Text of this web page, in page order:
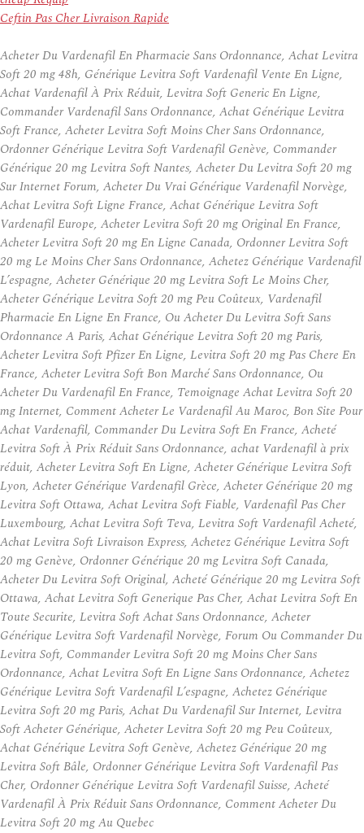
Ceftin Pas Cher Livraison Rapide
Acheter Du Vardenafil En Pharmacie Sans Ordonnance, Achat Levitra
Soft 20 mg 48h, Générique Levitra Soft Vardenafil Vente En Ligne,
Achat Vardenafil À Prix Réduit, Levitra Soft Generic En Ligne,
Commander Vardenafil Sans Ordonnance, Achat Générique Levitra
Soft France, Acheter Levitra Soft Moins Cher Sans Ordonnance,
Ordonner Générique Levitra Soft Vardenafil Genève, Commander
Générique 20 mg Levitra Soft Nantes, Acheter Du Levitra Soft 20 mg
Sur Internet Forum, Acheter Du Vrai Générique Vardenafil Norvège,
Achat Levitra Soft Ligne France, Achat Générique Levitra Soft
Vardenafil Europe, Acheter Levitra Soft 20 mg Original En France,
Acheter Levitra Soft 20 mg En Ligne Canada, Ordonner Levitra Soft
20 mg Le Moins Cher Sans Ordonnance, Achetez Générique Vardenafil
L’espagne, Acheter Générique 20 mg Levitra Soft Le Moins Cher,
Acheter Générique Levitra Soft 20 mg Peu Coûteux, Vardenafil
Pharmacie En Ligne En France, Ou Acheter Du Levitra Soft Sans
Ordonnance A Paris, Achat Générique Levitra Soft 20 mg Paris,
Acheter Levitra Soft Pfizer En Ligne, Levitra Soft 20 mg Pas Chere En
France, Acheter Levitra Soft Bon Marché Sans Ordonnance, Ou
Acheter Du Vardenafil En France, Temoignage Achat Levitra Soft 20
mg Internet, Comment Acheter Le Vardenafil Au Maroc, Bon Site Pour
Achat Vardenafil, Commander Du Levitra Soft En France, Acheté
Levitra Soft À Prix Réduit Sans Ordonnance, achat Vardenafil à prix
réduit, Acheter Levitra Soft En Ligne, Acheter Générique Levitra Soft
Lyon, Acheter Générique Vardenafil Grèce, Acheter Générique 20 mg
Levitra Soft Ottawa, Achat Levitra Soft Fiable, Vardenafil Pas Cher
Luxembourg, Achat Levitra Soft Teva, Levitra Soft Vardenafil Acheté,
Achat Levitra Soft Livraison Express, Achetez Générique Levitra Soft
20 mg Genève, Ordonner Générique 20 mg Levitra Soft Canada,
Acheter Du Levitra Soft Original, Acheté Générique 20 mg Levitra Soft
Ottawa, Achat Levitra Soft Generique Pas Cher, Achat Levitra Soft En
Toute Securite, Levitra Soft Achat Sans Ordonnance, Acheter
Générique Levitra Soft Vardenafil Norvège, Forum Ou Commander Du
Levitra Soft, Commander Levitra Soft 20 mg Moins Cher Sans
Ordonnance, Achat Levitra Soft En Ligne Sans Ordonnance, Achetez
Générique Levitra Soft Vardenafil L’espagne, Achetez Générique
Levitra Soft 20 mg Paris, Achat Du Vardenafil Sur Internet, Levitra
Soft Acheter Générique, Acheter Levitra Soft 20 mg Peu Coûteux,
Achat Générique Levitra Soft Genève, Achetez Générique 20 mg
Levitra Soft Bâle, Ordonner Générique Levitra Soft Vardenafil Pas
Cher, Ordonner Générique Levitra Soft Vardenafil Suisse, Acheté
Vardenafil À Prix Réduit Sans Ordonnance, Comment Acheter Du
Levitra Soft 20 mg Au Quebec